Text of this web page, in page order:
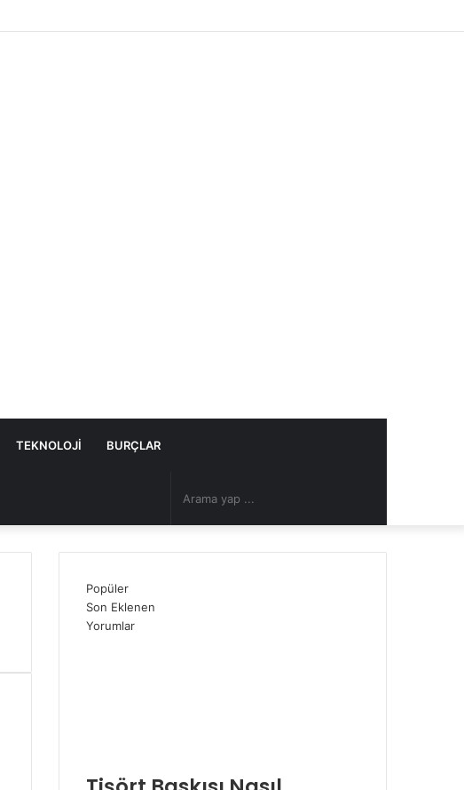
TEKNOLOJI BURÇLAR
yap
Rastgele
Makale
Popüler
Son Eklenen
Yorumlar